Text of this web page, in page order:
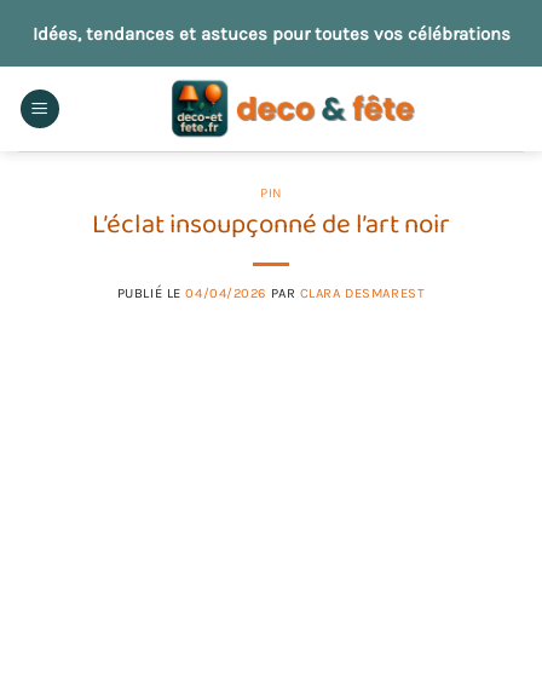
contenu
Idées, tendances et astuces pour toutes vos célébrations
PIN
L’éclat insoupçonné de l’art noir
PUBLIÉ LE04/04/2026 PAR CLARA DESMAREST